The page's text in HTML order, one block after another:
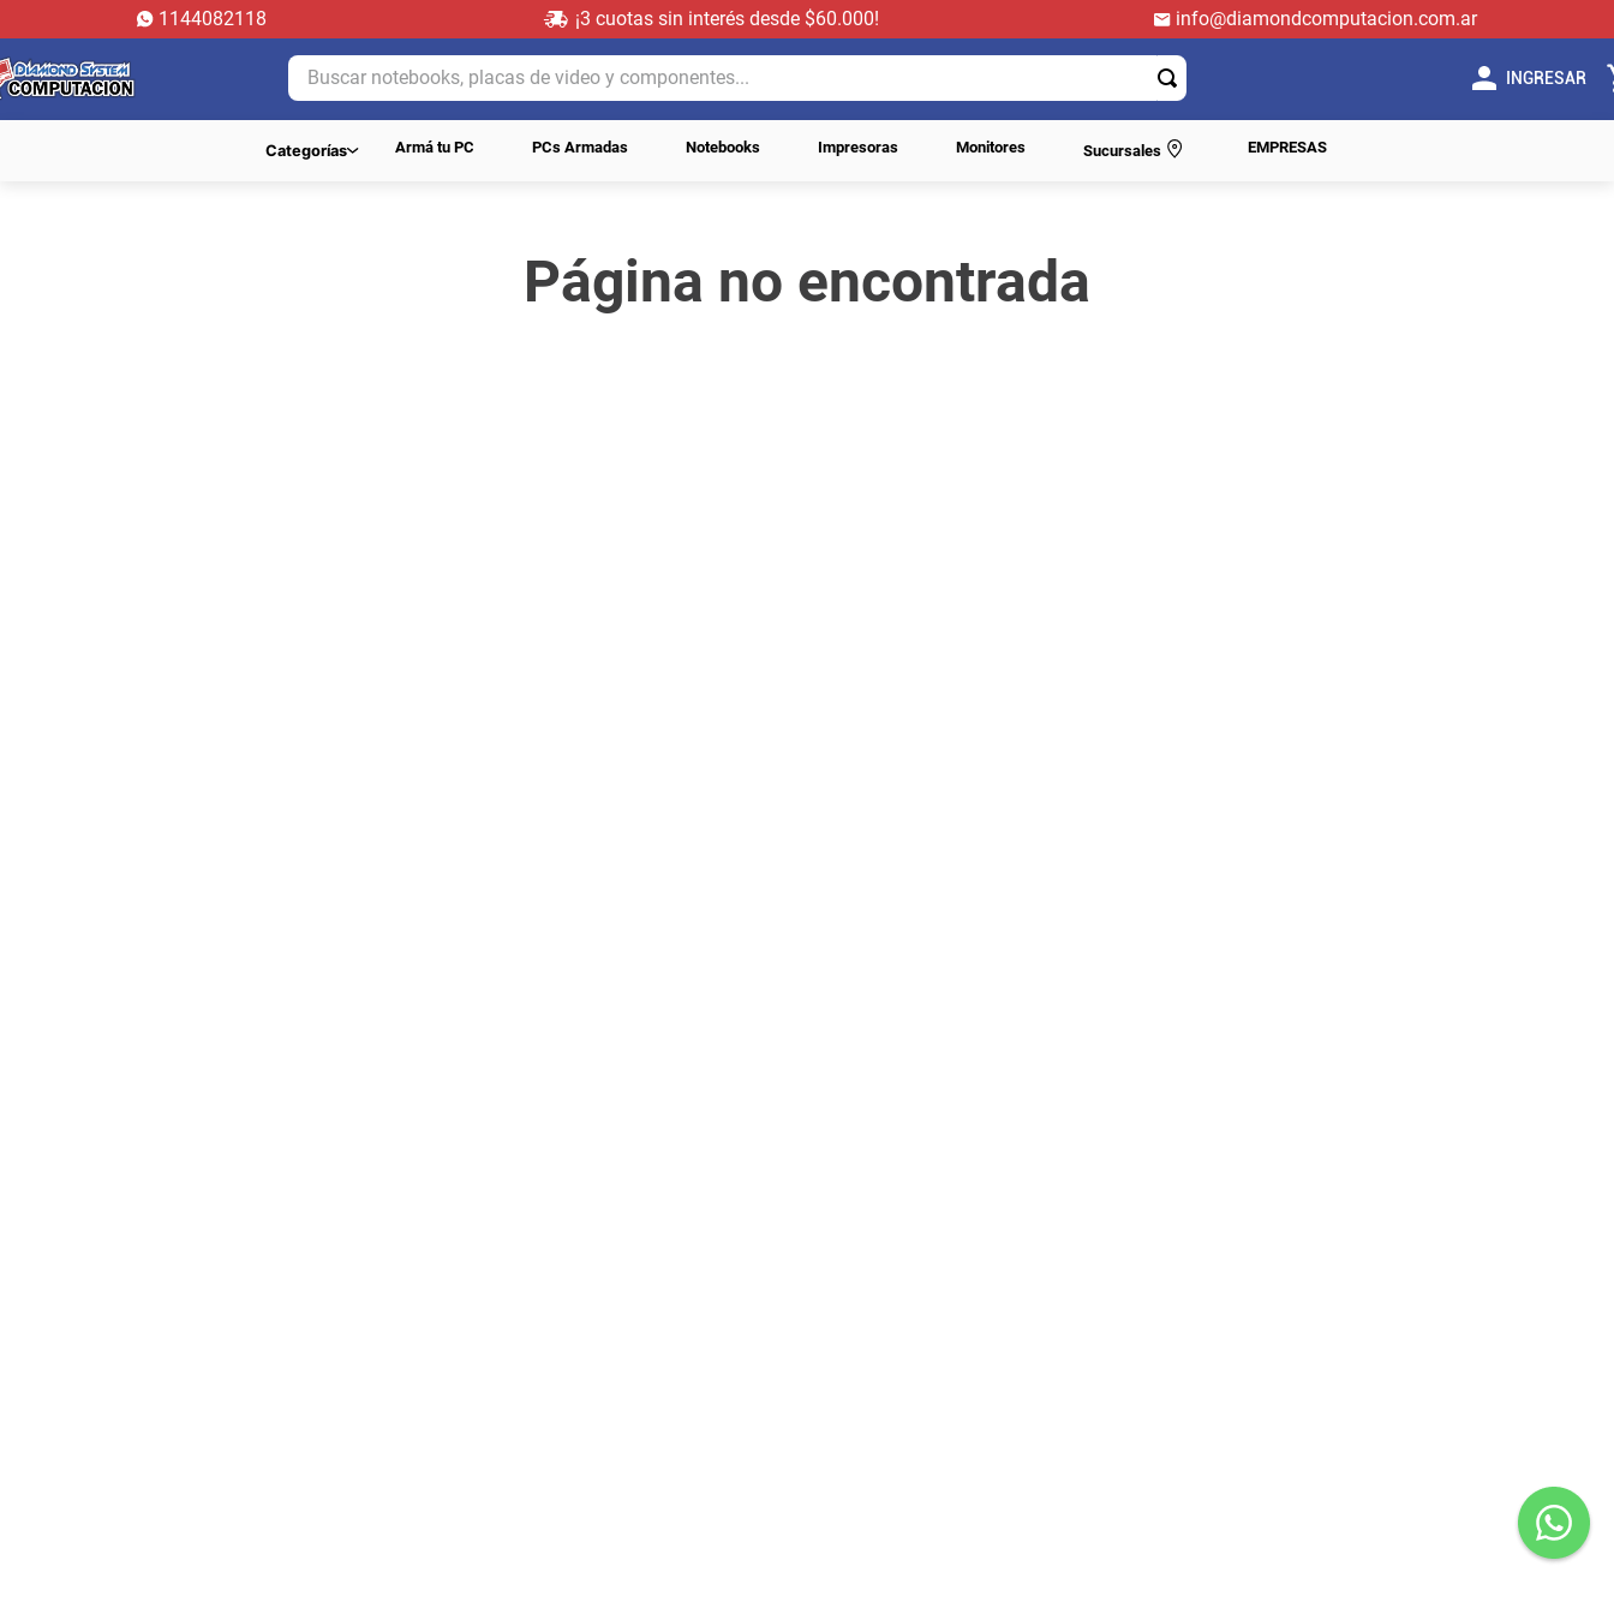
1144082118 ¡3 cuotas sin interés desde $60.000!
info@diamondcomputacion.com.ar
Buscar notebooks, placas de video y componentes...
INGRESAR
Categorías Armá tu PC PCs Armadas Notebooks Impresoras Monitores Sucursales EMPRESAS
Página no encontrada